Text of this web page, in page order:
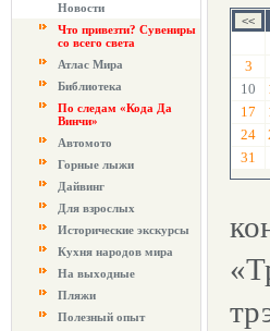
Новости
Что привезти? Сувениры
со всего света
Атлас Мира
Библиотека
По следам «Кода Да
Винчи»
Автомото
Горные лыжи
Дайвинг
Для взрослых
Исторические экскурсы
Кухня народов мира
На выходные
Пляжи
Полезный опыт
3
10
17
24
31